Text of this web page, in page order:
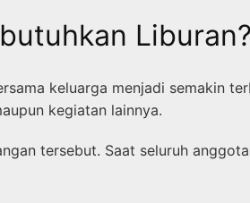
Liburan?
keluarga menjadi semakin
kegiatan lainnya.
tersebut. Saat seluruh